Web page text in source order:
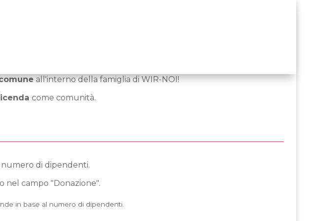
all'interno della famiglia di WIR-NOI!
come comunità.
numero di dipendenti.
campo "Donazione".
in base al numero di dipendenti.